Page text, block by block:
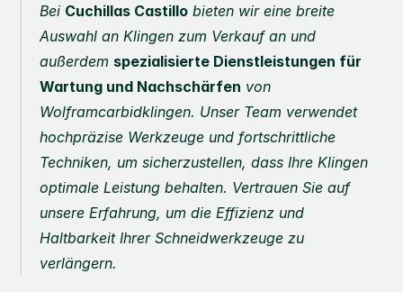
Bei Cuchillas Castillo bieten wir eine breite
Auswahl an Klingen zum Verkauf an und
außerdem spezialisierte Dienstleistungen für
Wartung und Nachschärfen von
Wolframcarbidklingen. Unser Team verwendet
hochpräzise Werkzeuge und fortschrittliche
Techniken, um sicherzustellen, dass Ihre Klingen
optimale Leistung behalten. Vertrauen Sie auf
unsere Erfahrung, um die Effizienz und
Haltbarkeit Ihrer Schneidwerkzeuge zu
verlängern.